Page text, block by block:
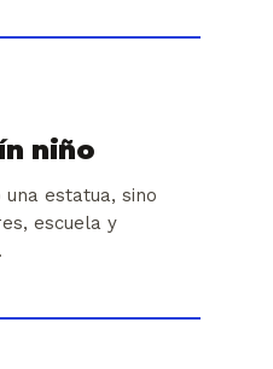
niño
estatua, sino
escuela y